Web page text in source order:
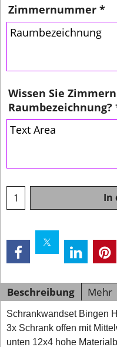
Zimmernummer *
Wissen Sie
Raumbezeichnung?
In
Beschreibung Mehr
Schrankwandset Bingen
3x Schrank offen mit
unten 12x4 hohe